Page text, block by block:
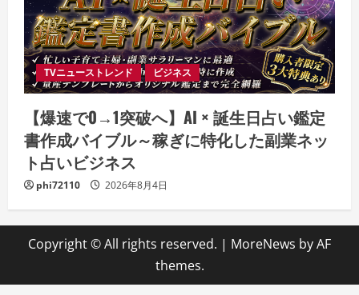
TVニューストレンド ビジネス
【爆速で0→1突破へ】AI × 誕生日占い鑑定
書作成バイブル～稼ぎに特化した副業ネッ
ト占いビジネス
phi72110 2026年8月4日
Copyright © All rights reserved. | MoreNews by AF
themes.